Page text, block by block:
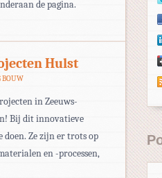
de pagina.
Hulst
BOUW
in Zeeuws-
Bij dit innovatieve
Ze zijn er trots op
en -processen,